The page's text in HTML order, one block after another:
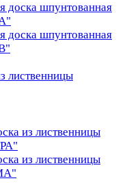
доска шпунтованная
доска шпунтованная
лиственницы
из лиственницы
из лиственницы